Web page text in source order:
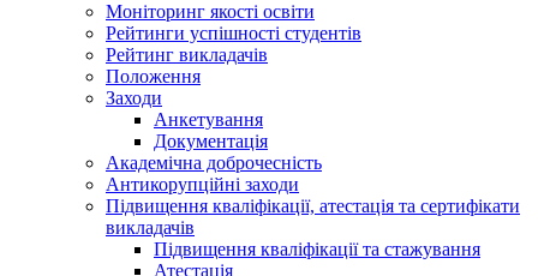
Моніторинг якості освіти
Рейтинги успішності студентів
Рейтинг викладачів
Положення
Заходи
Анкетування
Документація
Академічна доброчесність
Антикорупційні заходи
Підвищення кваліфікації, атестація та сертифікати
викладачів
Підвищення кваліфікації та стажування
Атестація